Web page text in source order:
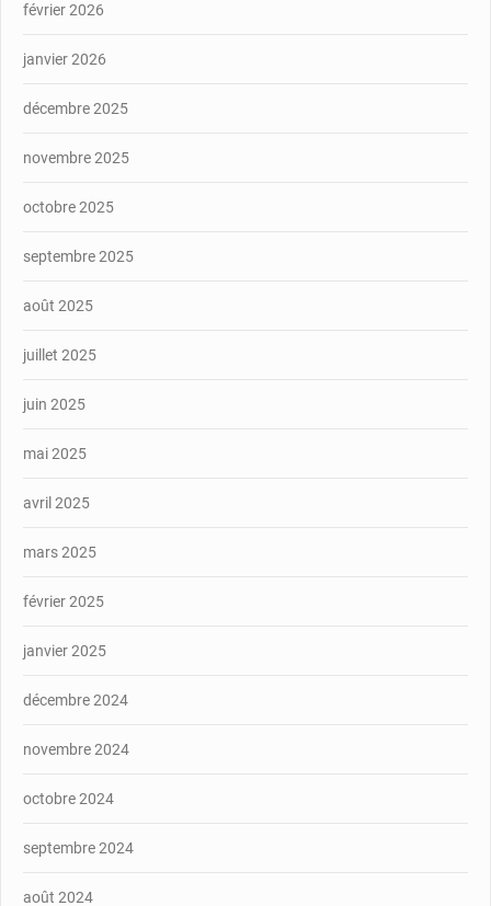
février 2026
janvier 2026
décembre 2025
novembre 2025
octobre 2025
septembre 2025
août 2025
juillet 2025
juin 2025
mai 2025
avril 2025
mars 2025
février 2025
janvier 2025
décembre 2024
novembre 2024
octobre 2024
septembre 2024
août 2024